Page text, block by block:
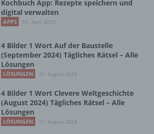
Kochbuch App: Rezepte speichern und
digital verwalten
APPS 03. April 2025
4 Bilder 1 Wort Auf der Baustelle
(September 2024) Tägliches Rätsel – Alle
Lösungen
LÖSUNGEN 31. August 2024
4 Bilder 1 Wort Clevere Weltgeschichte
(August 2024) Tägliches Rätsel – Alle
Lösungen
LÖSUNGEN 01. August 2024
oder jede solche Vorgangsreihe im
mit personenbezogenen
das Erheben, das Erfassen, die
oder Veränderung, das
das Abfragen, die Verwendung,
durch Übermittlung,
oder eine andere Form der
die Einschränkung, das
oder die Vernichtung.